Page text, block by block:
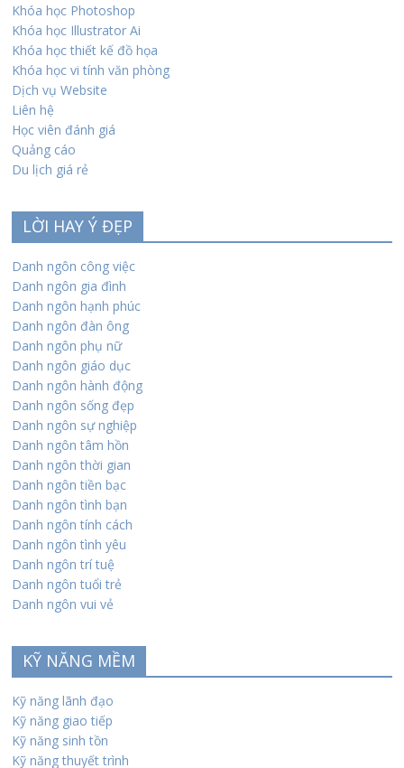
Khóa học Photoshop
Khóa học Illustrator Ai
Khóa học thiết kế đồ họa
Khóa học vi tính văn phòng
Dịch vụ Website
Liên hệ
Học viên đánh giá
Quảng cáo
Du lịch giá rẻ
LỜI HAY Ý ĐẸP
Danh ngôn công việc
Danh ngôn gia đình
Danh ngôn hạnh phúc
Danh ngôn đàn ông
Danh ngôn phụ nữ
Danh ngôn giáo dục
Danh ngôn hành động
Danh ngôn sống đẹp
Danh ngôn sự nghiệp
Danh ngôn tâm hồn
Danh ngôn thời gian
Danh ngôn tiền bạc
Danh ngôn tình bạn
Danh ngôn tính cách
Danh ngôn tình yêu
Danh ngôn trí tuệ
Danh ngôn tuổi trẻ
Danh ngôn vui vẻ
KỸ NĂNG MỀM
Kỹ năng lãnh đạo
Kỹ năng giao tiếp
Kỹ năng sinh tồn
Kỹ năng thuyết trình